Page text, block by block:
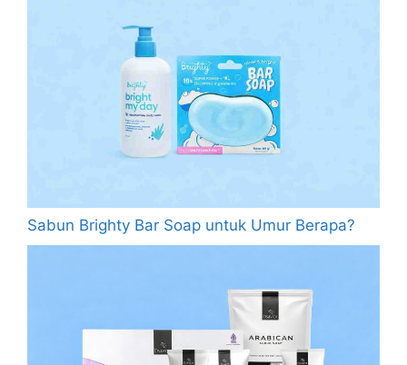
Sabun Brighty Bar Soap untuk Umur Berapa?